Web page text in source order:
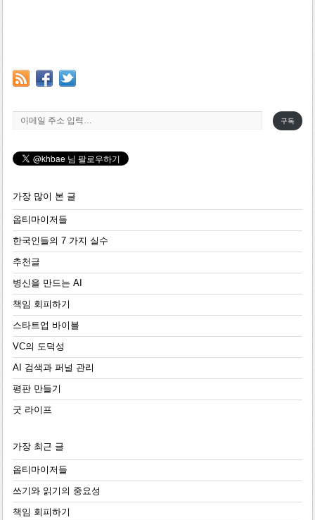
이메일 주소 입력…
구독
가장 많이 본 글
옵티마이저들
한국인들의 7 가지 실수
추천글
병신을 만드는 AI
책임 회피하기
스타트업 바이블
VC의 도덕성
AI 검색과 퍼널 관리
평판 만들기
굿 라이프
가장 최근 글
옵티마이저들
쓰기와 읽기의 중요성
책임 회피하기